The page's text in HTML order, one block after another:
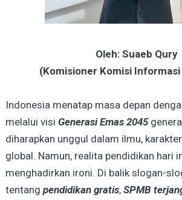
Oleh: Suaeb Qury
(Komisioner Komisi Informasi
Indonesia menatap masa depan
melalui visi Generasi Emas 2045
diharapkan unggul dalam ilmu,
global. Namun, realita pendidikan hari
menghadirkan ironi. Di balik slogan-
tentang pendidikan gratis, SPMB